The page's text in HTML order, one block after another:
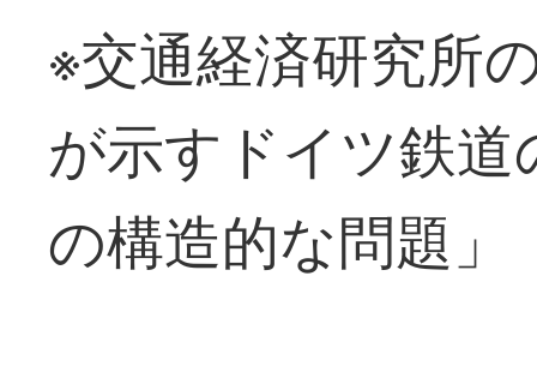
※交通経済研究所
が示すドイツ鉄
の構造的な問題」